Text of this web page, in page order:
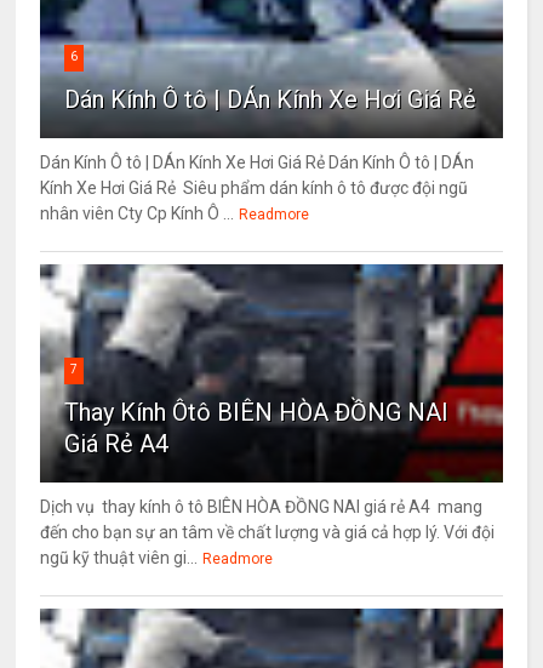
6
Dán Kính Ô tô | DÁn Kính Xe Hơi Giá Rẻ
Dán Kính Ô tô | DÁn Kính Xe Hơi Giá Rẻ Dán Kính Ô tô | DÁn
Kính Xe Hơi Giá Rẻ Siêu phẩm dán kính ô tô được đội ngũ
nhân viên Cty Cp Kính Ô ...
Readmore
7
Thay Kính Ôtô BIÊN HÒA ĐỒNG NAI
Giá Rẻ A4
Dịch vụ thay kính ô tô BIÊN HÒA ĐỒNG NAI giá rẻ A4 mang
đến cho bạn sự an tâm về chất lượng và giá cả hợp lý. Với đội
ngũ kỹ thuật viên gi...
Readmore